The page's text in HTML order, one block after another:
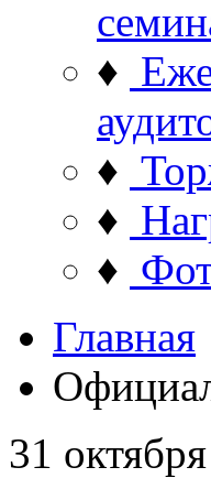
♦
♦
♦
♦
Главная
31